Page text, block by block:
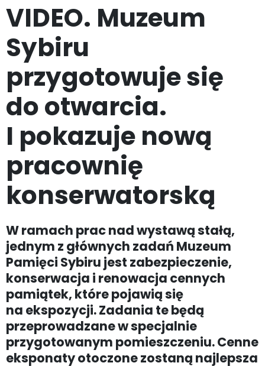
VIDEO. Muzeum
Sybiru
przygotowuje się
do otwarcia.
I pokazuje nową
pracownię
konserwatorską
W ramach prac nad wystawą stałą,
jednym z głównych zadań Muzeum
Pamięci Sybiru jest zabezpieczenie,
konserwacja i renowacja cennych
pamiątek, które pojawią się
na ekspozycji. Zadania te będą
przeprowadzane w specjalnie
przygotowanym pomieszczeniu. Cenne
eksponaty otoczone zostaną najlepsza